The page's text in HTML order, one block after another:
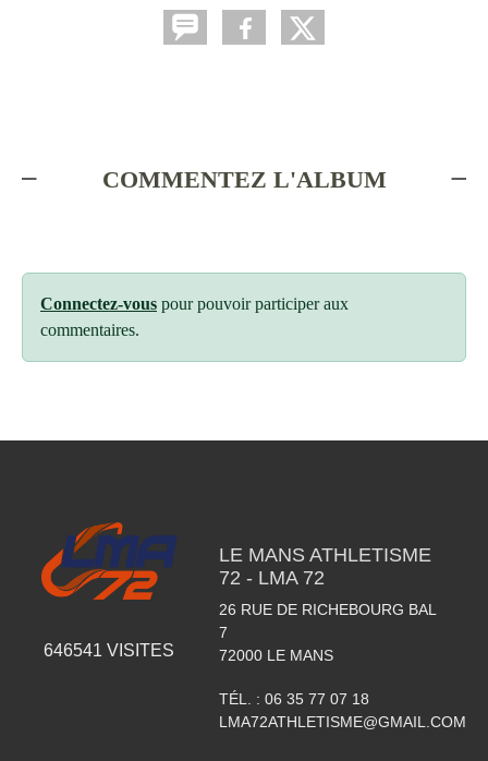
COMMENTEZ L'ALBUM
Connectez-vous pour pouvoir participer aux
commentaires.
646541 VISITES
LE MANS ATHLETISME
72 - LMA 72
26 RUE DE RICHEBOURG BAL
7
72000 LE MANS
TÉL. : 06 35 77 07 18
LMA72ATHLETISME@GMAIL.COM